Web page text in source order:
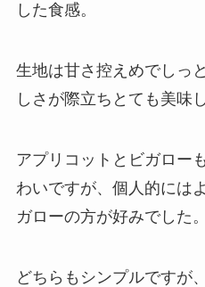
した食感。
生地は甘さ控えめでしっ
しさが際立ちとても美味
アプリコットとビガロー
わいですが、個人的には
ガローの方が好みでした。
どちらもシンプルですが